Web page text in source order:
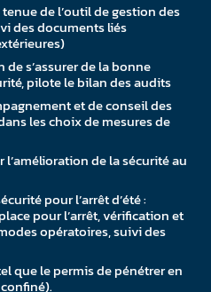
de l’outil de gestion des
des documents liés
de s’assurer de la bonne
pilote le bilan des audits
et de conseil des
les choix de mesures de
de la sécurité au
pour l’arrêt d’été :
pour l’arrêt, vérification et
opératoires, suivi des
que le permis de pénétrer en